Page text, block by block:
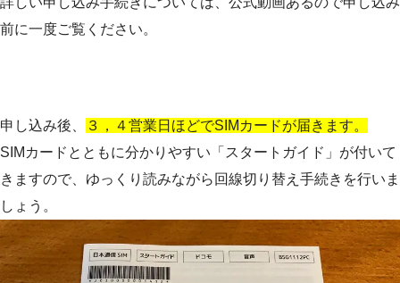
前に一度ご覧ください。
申し込み後、
３，４営業日ほどでSIMカードが届きます。
SIMカードとともに分かりやすい「スタートガイド」が付いて
きますので、ゆっくり読みながら回線切り替え手続きを行いま
しょう。